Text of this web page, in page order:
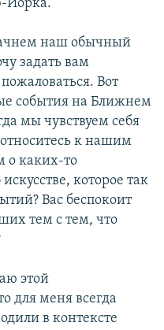
Йорка.
наш обычный
задать вам
Вот
события на Ближнем
мы чувствуем себя
к нашим
о каких-то
которое так
Вас беспокоит
тем с тем, что
этой
для меня всегда
в контексте